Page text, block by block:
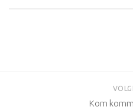
Kom